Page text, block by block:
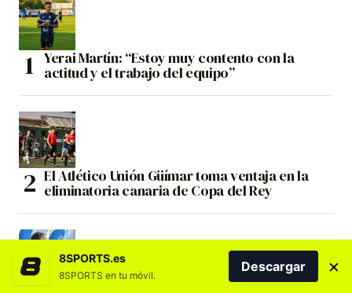
Yerai Martín: “Estoy muy contento con la
actitud y el trabajo del equipo”
El Atlético Unión Güímar toma ventaja en la
eliminatoria canaria de Copa del Rey
8SPORTS.es
8SPORTS en tu móvil.
Descargar ×